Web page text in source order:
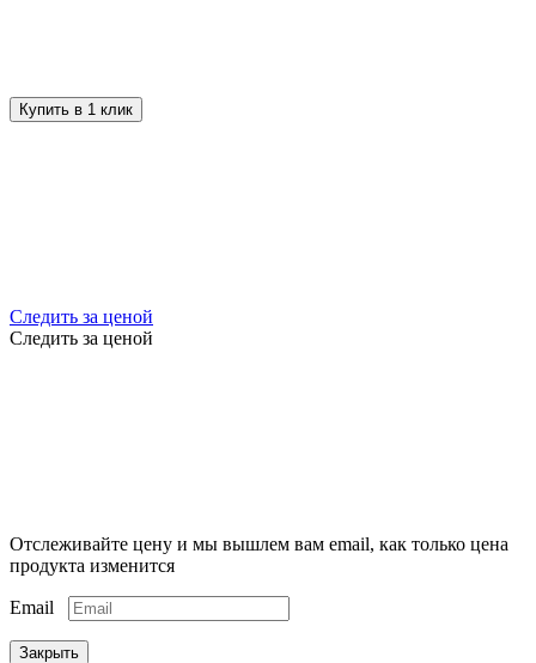
Купить в 1 клик
Следить за ценой
Следить за ценой
Отслеживайте цену и мы вышлем вам email, как только цена
продукта изменится
Email
Закрыть